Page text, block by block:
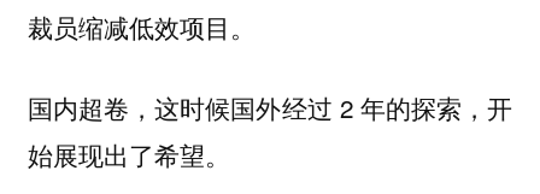
裁员缩减低效项目。
国内超卷，这时候国外经过 2 年的探索，开
始展现出了希望。